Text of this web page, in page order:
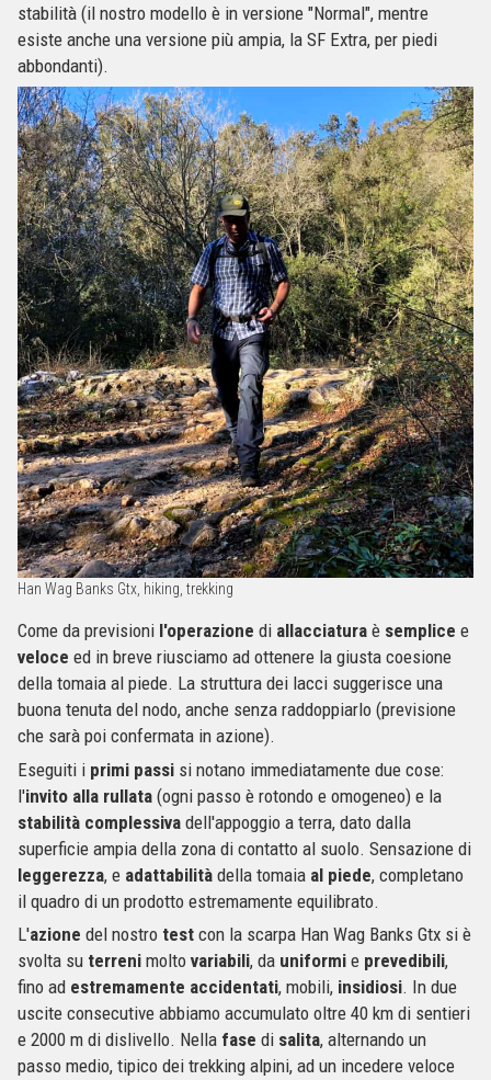
stabilità (il nostro modello è in versione "Normal", mentre
esiste anche una versione più ampia, la SF Extra, per piedi
abbondanti).
Han Wag Banks Gtx, hiking, trekking
Come da previsioni l'operazione di allacciatura è semplice e
veloce ed in breve riusciamo ad ottenere la giusta coesione
della tomaia al piede. La struttura dei lacci suggerisce una
buona tenuta del nodo, anche senza raddoppiarlo (previsione
che sarà poi confermata in azione).
Eseguiti i primi passi si notano immediatamente due cose:
l'invito alla rullata (ogni passo è rotondo e omogeneo) e la
stabilità complessiva dell'appoggio a terra, dato dalla
superficie ampia della zona di contatto al suolo. Sensazione di
leggerezza, e adattabilità della tomaia al piede, completano
il quadro di un prodotto estremamente equilibrato.
L'azione del nostro test con la scarpa Han Wag Banks Gtx si è
svolta su terreni molto variabili, da uniformi e prevedibili,
fino ad estremamente accidentati, mobili, insidiosi. In due
uscite consecutive abbiamo accumulato oltre 40 km di sentieri
e 2000 m di dislivello. Nella fase di salita, alternando un
passo medio, tipico dei trekking alpini, ad un incedere veloce